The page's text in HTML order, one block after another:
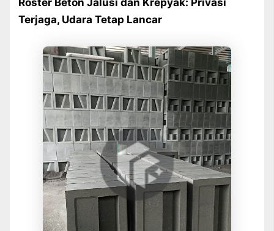
Terjaga, Udara Tetap Lancar